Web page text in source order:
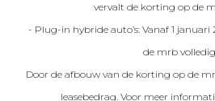
vervalt de korting op de
- Plug-in hybride auto’s: Vanaf 1
de mrb
Door de afbouw van de korting op de
leasebedrag. Voor meer